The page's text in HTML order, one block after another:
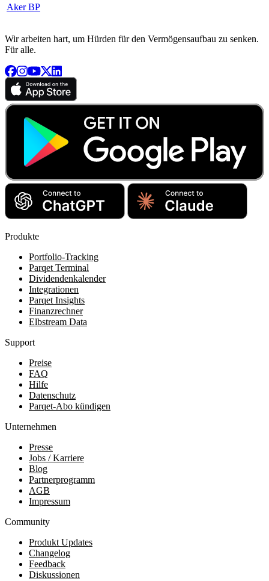
Aker BP
Wir arbeiten hart, um Hürden für den Vermögensaufbau zu senken.
Für alle.
Produkte
Portfolio-Tracking
Parqet Terminal
Dividendenkalender
Integrationen
Parqet Insights
Finanzrechner
Elbstream Data
Support
Preise
FAQ
Hilfe
Datenschutz
Parqet-Abo kündigen
Unternehmen
Presse
Jobs / Karriere
Blog
Partnerprogramm
AGB
Impressum
Community
Produkt Updates
Changelog
Feedback
Diskussionen